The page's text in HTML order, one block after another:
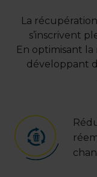
La
s’inscrivent
En optimisant
développant